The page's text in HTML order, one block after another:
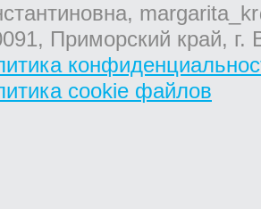
Приморский край,
cookie файлов